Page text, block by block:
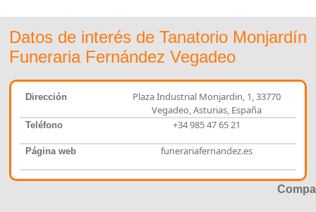
Datos de interés de Tanatorio Monjardín
Funeraria Fernández Vegadeo
Dirección
Plaza Industrial Monjardin, 1, 33770
Vegadeo, Asturias, España
Teléfono +34 985 47 65 21
Página web funerariafernandez.es